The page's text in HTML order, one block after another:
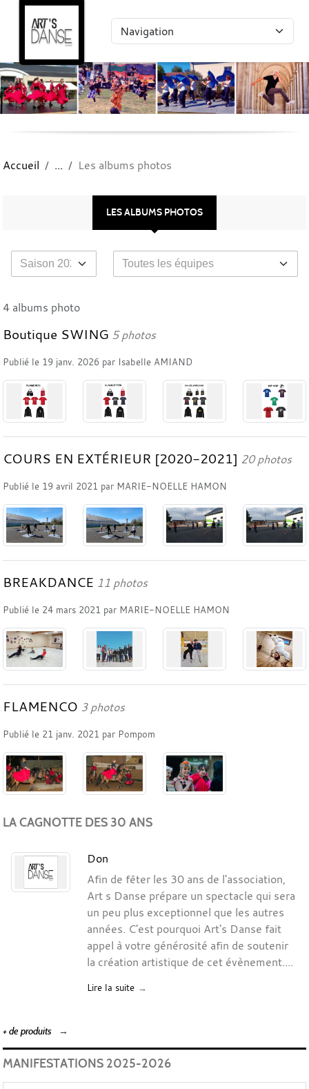
Accueil Les albums photos
LES ALBUMS PHOTOS
4 albums photo
Boutique SWING 5 photos
Publié le 19 janv. 2026 par Isabelle AMIAND
COURS EN EXTÉRIEUR [2020-2021] 20 photos
Publié le 19 avril 2021 par MARIE-NOELLE HAMON
BREAKDANCE 11 photos
Publié le 24 mars 2021 par MARIE-NOELLE HAMON
FLAMENCO 3 photos
Publié le 21 janv. 2021 par Pompom
LA CAGNOTTE DES 30 ANS
Don
Afin de fêter les 30 ans de l'association,
Art s Danse prépare un spectacle qui sera
un peu plus exceptionnel que les autres
années. C'est pourquoi Art's Danse fait
appel à votre générosité afin de soutenir
la création artistique de cet évènement....
Lire la suite
+ de produits
MANIFESTATIONS 2025-2026
Panneau de gestion des cookies